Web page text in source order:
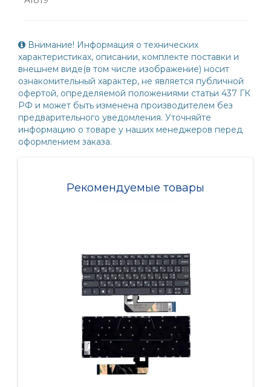
Внимание! Информация о технических
характеристиках, описании, комплекте поставки и
внешнем виде(в том числе изображение) носит
ознакомительный характер, не является публичной
офертой, определяемой положениями статьи 437 ГК
РФ и может быть изменена производителем без
предварительного уведомления. Уточняйте
информацию о товаре у наших менеджеров перед
оформлением заказа.
Рекомендуемые товары